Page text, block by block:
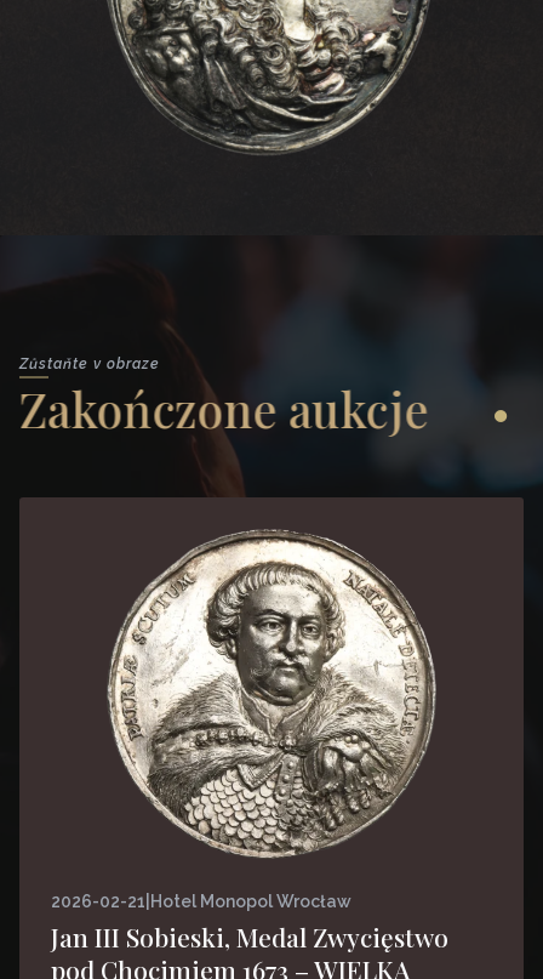
Zůstaňte v obraze
Zakończone aukcje
2026-02-21 Hotel Monopol Wrocław
Jan III Sobieski, Medal Zwycięstwo
pod Chocimiem 1673 – WIELKA